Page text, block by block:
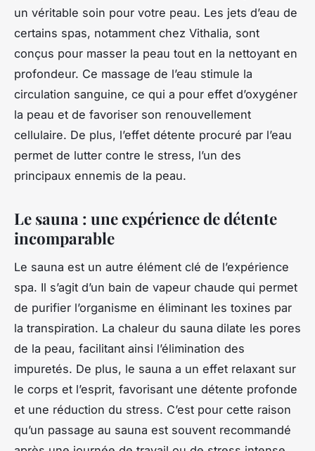
un véritable soin pour votre peau. Les jets d’eau de
certains spas, notamment chez Vithalia, sont
conçus pour masser la peau tout en la nettoyant en
profondeur. Ce massage de l’eau stimule la
circulation sanguine, ce qui a pour effet d’oxygéner
la peau et de favoriser son renouvellement
cellulaire. De plus, l’effet détente procuré par l’eau
permet de lutter contre le stress, l’un des
principaux ennemis de la peau.
Le sauna : une expérience de détente
incomparable
Le sauna est un autre élément clé de l’expérience
spa. Il s’agit d’un bain de vapeur chaude qui permet
de purifier l’organisme en éliminant les toxines par
la transpiration. La chaleur du sauna dilate les pores
de la peau, facilitant ainsi l’élimination des
impuretés. De plus, le sauna a un effet relaxant sur
le corps et l’esprit, favorisant une détente profonde
et une réduction du stress. C’est pour cette raison
qu’un passage au sauna est souvent recommandé